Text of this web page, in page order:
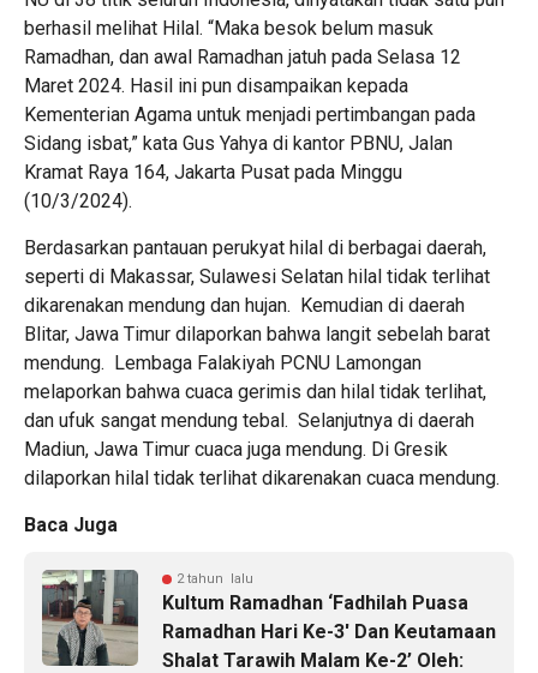
berhasil melihat Hilal. “Maka besok belum masuk
Ramadhan, dan awal Ramadhan jatuh pada Selasa 12
Maret 2024. Hasil ini pun disampaikan kepada
Kementerian Agama untuk menjadi pertimbangan pada
Sidang isbat,” kata Gus Yahya di kantor PBNU, Jalan
Kramat Raya 164, Jakarta Pusat pada Minggu
(10/3/2024).
Berdasarkan pantauan perukyat hilal di berbagai daerah,
seperti di Makassar, Sulawesi Selatan hilal tidak terlihat
dikarenakan mendung dan hujan. Kemudian di daerah
Blitar, Jawa Timur dilaporkan bahwa langit sebelah barat
mendung. Lembaga Falakiyah PCNU Lamongan
melaporkan bahwa cuaca gerimis dan hilal tidak terlihat,
dan ufuk sangat mendung tebal. Selanjutnya di daerah
Madiun, Jawa Timur cuaca juga mendung. Di Gresik
dilaporkan hilal tidak terlihat dikarenakan cuaca mendung.
Baca Juga
2 tahun lalu
Kultum Ramadhan ‘Fadhilah Puasa
Ramadhan Hari Ke-3′ Dan Keutamaan
Shalat Tarawih Malam Ke-2’ Oleh: